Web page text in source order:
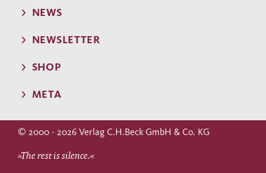
NEWS
NEWSLETTER
SHOP
META
© 2000 - 2026 Verlag C.H.Beck GmbH & Co. KG
»The rest is silence.«